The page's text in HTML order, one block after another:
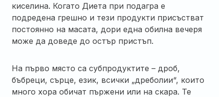
киселина. Когато Диета при подагра е
подредена грешно и тези продукти присъстват
постоянно на масата, дори една обилна вечеря
може да доведе до остър пристъп.
На първо място са субпродуктите – дроб,
бъбреци, сърце, език, всички „дреболии“, които
много хора обичат пържени или на скара. Те